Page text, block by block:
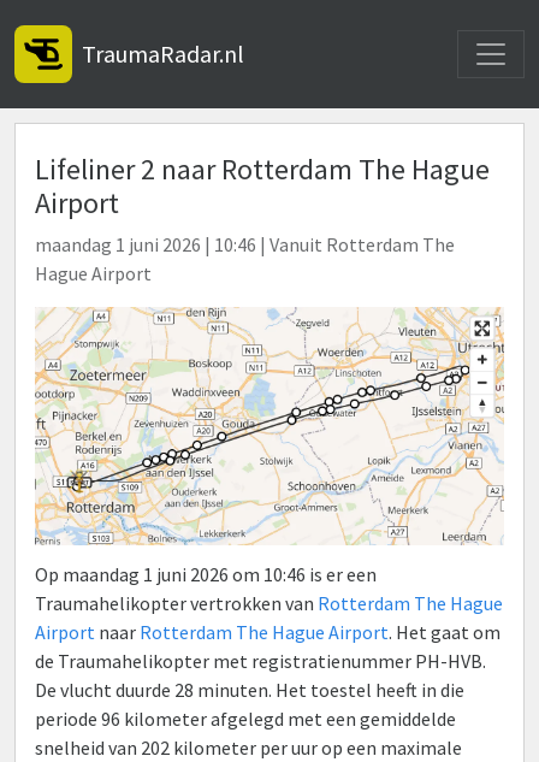
TraumaRadar.nl
Lifeliner 2 naar Rotterdam The Hague
Airport
maandag 1 juni 2026 | 10:46 | Vanuit Rotterdam The
Hague Airport
Op maandag 1 juni 2026 om 10:46 is er een
Traumahelikopter vertrokken van Rotterdam The Hague
Airport naar Rotterdam The Hague Airport. Het gaat om
de Traumahelikopter met registratienummer PH-HVB.
De vlucht duurde 28 minuten. Het toestel heeft in die
periode 96 kilometer afgelegd met een gemiddelde
snelheid van 202 kilometer per uur op een maximale